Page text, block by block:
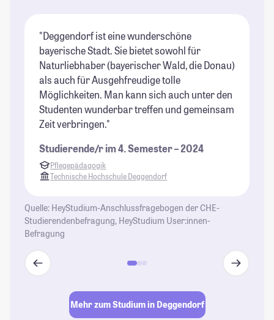
"Deggendorf ist eine wunderschöne
bayerische Stadt. Sie bietet sowohl für
Naturliebhaber (bayerischer Wald, die Donau)
als auch für Ausgehfreudige tolle
Möglichkeiten. Man kann sich auch unter den
Studenten wunderbar treffen und gemeinsam
Zeit verbringen."
Studierende/r im 4. Semester – 2024
Pflegepädagogik
Technische Hochschule Deggendorf
Quelle: HeyStudium-Anschlussfragebogen der CHE-
Studierendenbefragung, HeyStudium User:innen-
Befragung
Mehr zum Studium in Deggendorf